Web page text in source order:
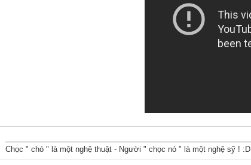
Chọc " chó " là một nghệ thuật - Người " chọc nó " là một nghệ sỹ ! :D